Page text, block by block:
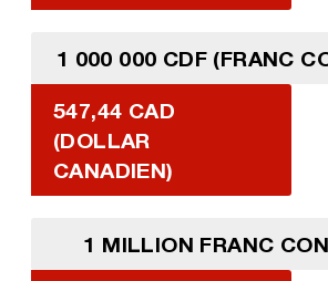
1 000 000 CDF (FRANC
547,44 CAD
(DOLLAR
CANADIEN)
1 MILLION FRANC